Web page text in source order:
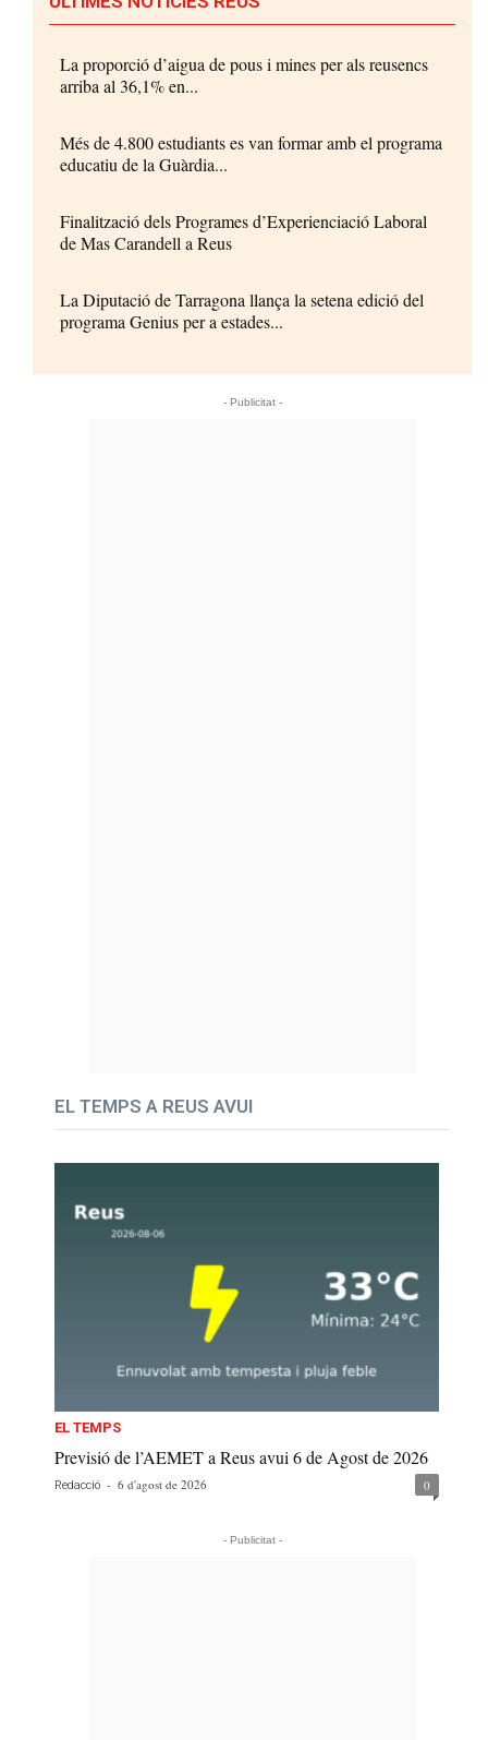
La proporció d’aigua de pous i mines per als reusencs
arriba al 36,1% en...
Més de 4.800 estudiants es van formar amb el programa
educatiu de la Guàrdia...
Finalització dels Programes d’Experienciació Laboral
de Mas Carandell a Reus
La Diputació de Tarragona llança la setena edició del
programa Genius per a estades...
- Publicitat -
EL TEMPS A REUS AVUI
EL TEMPS
Previsió de l’AEMET a Reus avui 6 de Agost de 2026
Redacció - 6 d'agost de 2026 0
- Publicitat -